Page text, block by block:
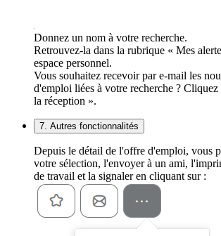
Donnez un nom à votre recherche.
Retrouvez-la dans la rubrique « Mes
espace personnel.
Vous souhaitez recevoir par e-mail les
d'emploi liées à votre recherche ?
la réception ».
7. Autres fonctionnalités
Depuis le détail de l'offre d'emploi, vous
votre sélection, l'envoyer à un ami,
de travail et la signaler en cliquant sur :